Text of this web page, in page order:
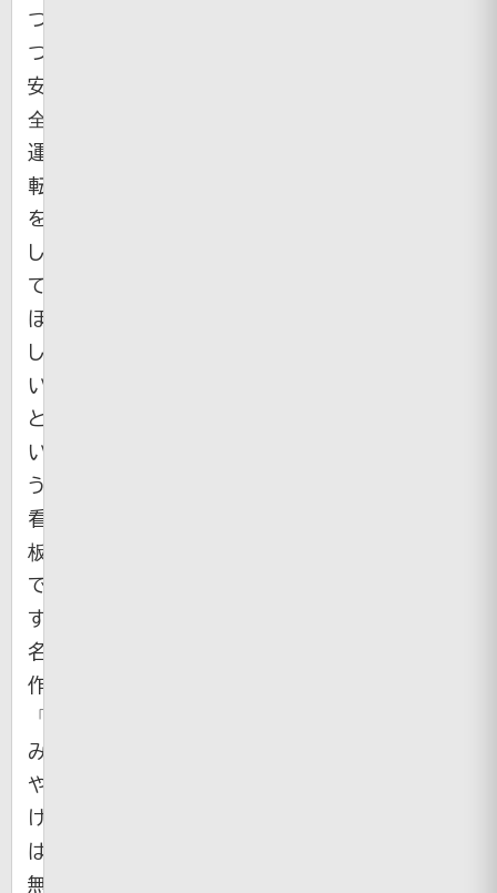
つ
つ
安
全
運
転
を
し
て
ほ
し
い
と
い
う
看
板
で
す。
名
作
「お
み
や
げ
は
無